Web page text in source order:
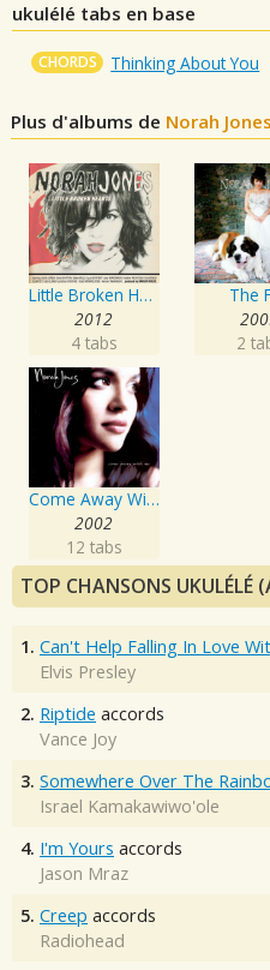
ukulélé tabs en base
CHORDS Thinking About You
Plus d'albums de Norah Jones
Little Broken Hearts
2012
4 tabs
The
2
Come Away With Me
2002
12 tabs
TOP CHANSONS UKULÉLÉ
1. Can't Help Falling In Love
Elvis Presley
2. Riptide accords
Vance Joy
3. Somewhere Over The
Israel Kamakawiwo'ole
4. I'm Yours accords
Jason Mraz
5. Creep accords
Radiohead